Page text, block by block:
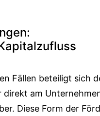
Fällen beteiligt sich
direkt am
Diese Form der